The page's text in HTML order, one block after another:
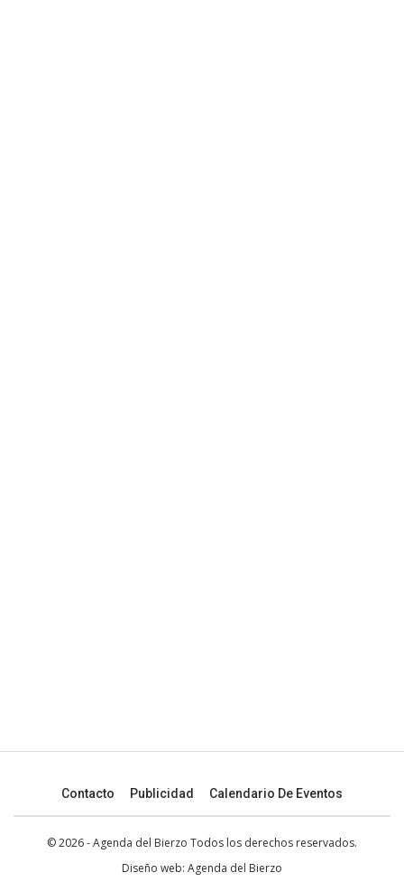
Contacto Publicidad Calendario De Eventos
© 2026 - Agenda del Bierzo Todos los derechos reservados.
Diseño web: Agenda del Bierzo